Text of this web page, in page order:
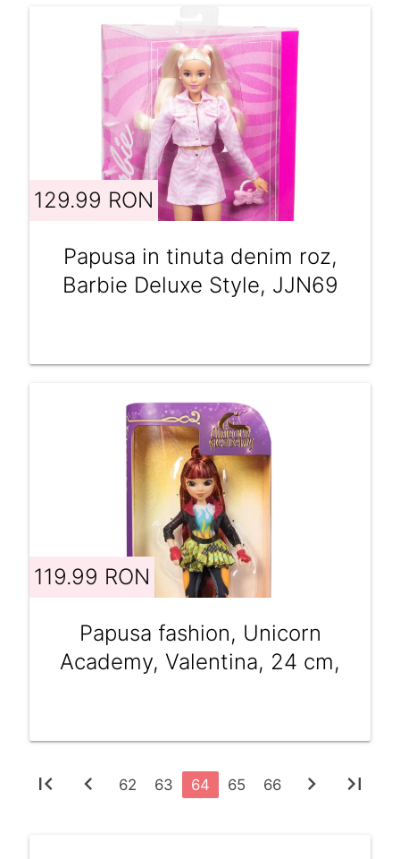
129.99 RON
Papusa in tinuta denim roz,
Barbie Deluxe Style, JJN69
119.99 RON
Papusa fashion, Unicorn
Academy, Valentina, 24 cm,
first_page chevron_left 62 63 64 65 66 chevron_right last_page